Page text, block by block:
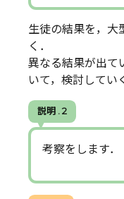
生徒の結果を，大
く．
異なる結果が出て
いて，検討してい
説明 . 2
考察をします．